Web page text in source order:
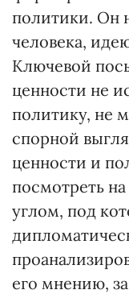
политики. Он
человека,
Ключевой
ценности не
политику, не
спорной
ценности и
посмотреть
углом, под
его мнению,